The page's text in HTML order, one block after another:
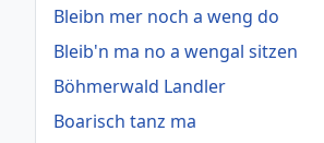
Bleibn mer noch a weng do
Bleib'n ma no a wengal sitzen
Böhmerwald Landler
Boarisch tanz ma